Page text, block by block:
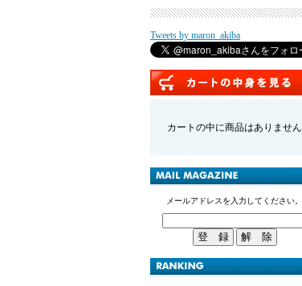
Tweets by maron_akiba
カートの中に商品はありません
メールアドレスを入力してください。